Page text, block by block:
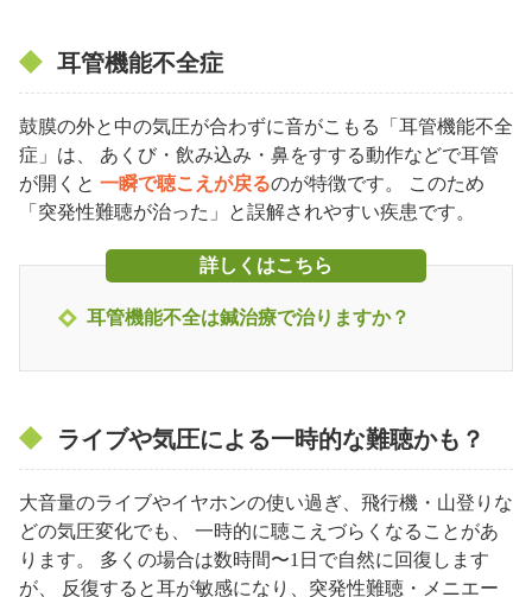
耳管機能不全症
鼓膜の外と中の気圧が合わずに音がこもる「耳管機能不全
症」は、 あくび・飲み込み・鼻をすする動作などで耳管
が開くと 一瞬で聴こえが戻るのが特徴です。 このため
「突発性難聴が治った」と誤解されやすい疾患です。
詳しくはこちら
耳管機能不全は鍼治療で治りますか？
ライブや気圧による一時的な難聴かも？
大音量のライブやイヤホンの使い過ぎ、飛行機・山登りな
どの気圧変化でも、 一時的に聴こえづらくなることがあ
ります。 多くの場合は数時間〜1日で自然に回復します
が、 反復すると耳が敏感になり、突発性難聴・メニエー